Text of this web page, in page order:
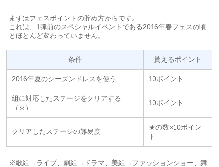
まずはフェスポイントの貯め方からです。
これは、1弾前のスペシャルイベントである2016年春フェスの頃
とほとんど変わっていません。
条件 貰えるポイント
2016年夏のシーズンドレスを使う 10ポイント
組に対応したステージをクリアする
（※）
10ポイント
クリアしたステージの難易度
★の数×10ポイン
ト
※歌組→ライブ、劇組→ドラマ、美組→ファッションショー、舞